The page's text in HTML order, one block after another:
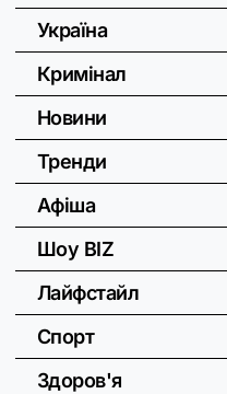
Україна
Кримінал
Новини
Тренди
Афіша
Шоу BIZ
Лайфстайл
Спорт
Здоров'я